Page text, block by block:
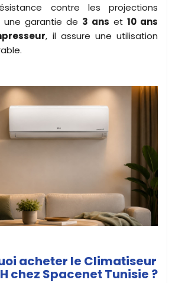
contre les projections
une garantie de 3 ans et 10 ans
, il assure une utilisation
acheter le Climatiseur
chez Spacenet Tunisie ?